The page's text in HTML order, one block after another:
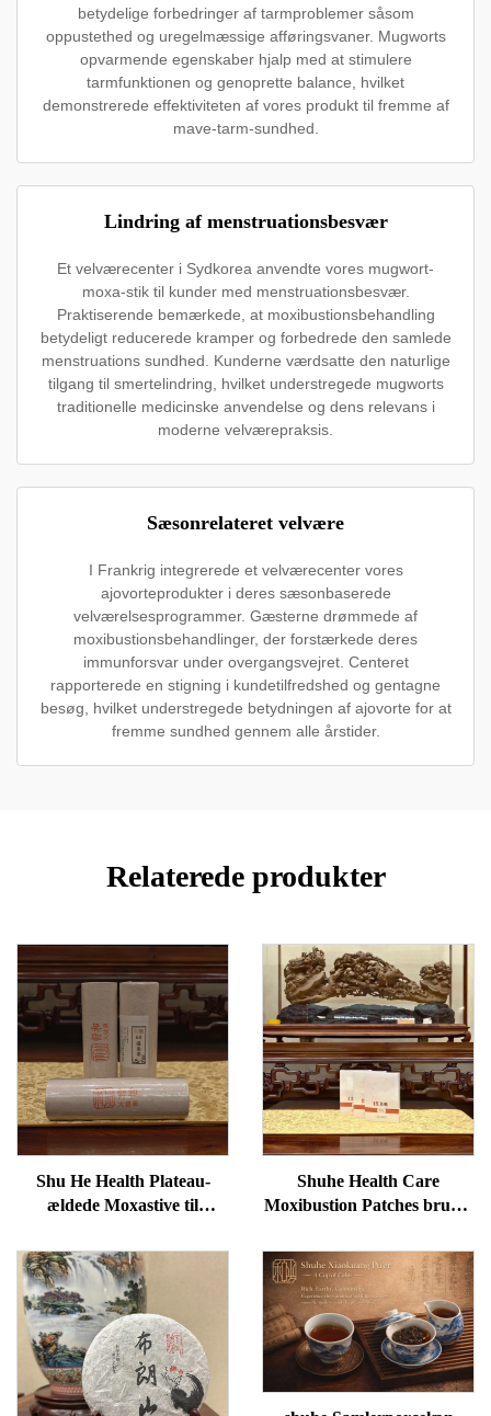
betydelige forbedringer af tarmproblemer såsom
oppustethed og uregelmæssige afføringsvaner. Mugworts
opvarmende egenskaber hjalp med at stimulere
tarmfunktionen og genoprette balance, hvilket
demonstrerede effektiviteten af vores produkt til fremme af
mave-tarm-sundhed.
Lindring af menstruationsbesvær
Et velværecenter i Sydkorea anvendte vores mugwort-
moxa-stik til kunder med menstruationsbesvær.
Praktiserende bemærkede, at moxibustionsbehandling
betydeligt reducerede kramper og forbedrede den samlede
menstruations sundhed. Kunderne værdsatte den naturlige
tilgang til smertelindring, hvilket understregede mugworts
traditionelle medicinske anvendelse og dens relevans i
moderne velværepraksis.
Sæsonrelateret velvære
I Frankrig integrerede et velværecenter vores
ajovorteprodukter i deres sæsonbaserede
velværelsesprogrammer. Gæsterne drømmede af
moxibustionsbehandlinger, der forstærkede deres
immunforsvar under overgangsvejret. Centeret
rapporterede en stigning i kundetilfredshed og gentagne
besøg, hvilket understregede betydningen af ajovorte for at
fremme sundhed gennem alle årstider.
Relaterede produkter
Shu He Health Plateau-
ældede Moxastive til
fugtighed og opvarmning af
meridianer
Shuhe Health Care
Moxibustion Patches bruges
øjnene, genoprette vitalitet
og fjerne blokader i
meridianer.